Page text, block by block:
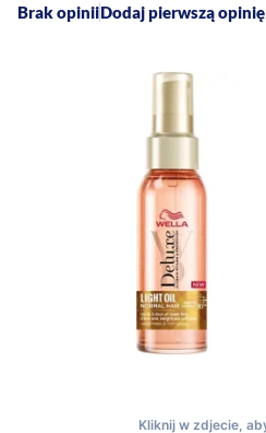
Brak opiniiDodaj pierwszą opinię